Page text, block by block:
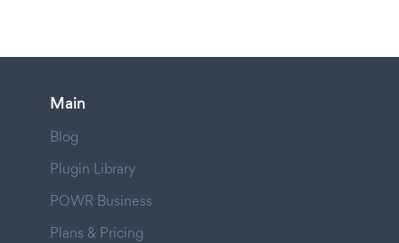
Main
Blog
Plugin Library
POWR Business
Plans & Pricing